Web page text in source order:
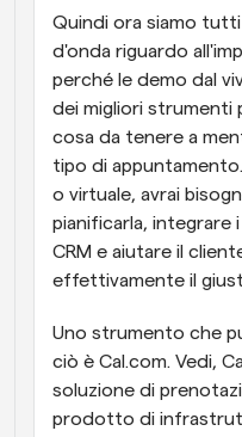
Quindi ora siamo tutti
d'onda riguardo
perché le demo dal
dei migliori strumenti
cosa da tenere a
tipo di
o virtuale, avrai
pianificarla,
CRM e aiutare il
effettivamente il
Uno strumento che
ciò è Cal.com. Vedi,
soluzione di
prodotto di